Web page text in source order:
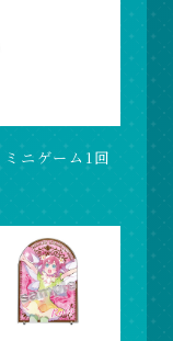
ニゲーム1回